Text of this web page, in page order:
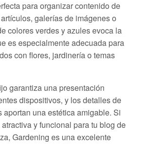
para organizar contenido de
galerías de imágenes o
colores verdes y azules evoca la
es especialmente adecuada para
con flores, jardinería o temas
garantiza una presentación
dispositivos, y los detalles de
una estética amigable. Si
y funcional para tu blog de
Gardening es una excelente